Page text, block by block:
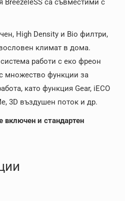
BreezeleSS са съвместими с
High Density и Bio филтри,
климат в дома.
работи с еко фреон
множество функции за
като функция Gear, iECO
3D въздушен поток и др.
включен и стандартен